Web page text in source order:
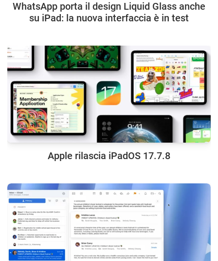
WhatsApp porta il design Liquid Glass anche
su iPad: la nuova interfaccia è in test
Apple rilascia iPadOS 17.7.8